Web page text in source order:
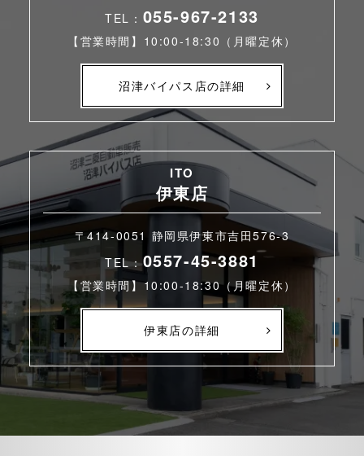
TEL： 055-967-2133
【営業時間】10:00-18:30（月曜定休）
沼津バイパス店の詳細
ITO
伊東店
〒414-0051 静岡県伊東市吉田576-3
TEL：0557-45-3881
【営業時間】10:00-18:30（月曜定休）
伊東店の詳細